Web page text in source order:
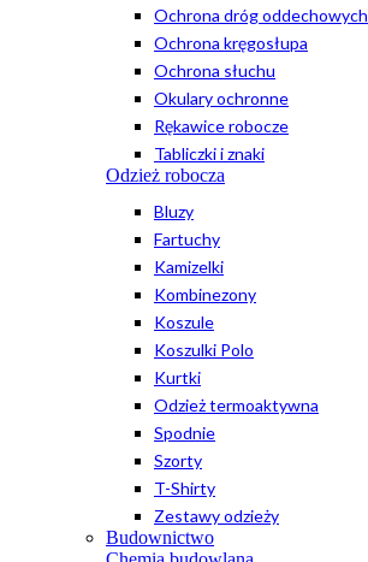
Ochrona dróg oddechowych
Ochrona kręgosłupa
Ochrona słuchu
Okulary ochronne
Rękawice robocze
Tabliczki i znaki
Odzież robocza
Bluzy
Fartuchy
Kamizelki
Kombinezony
Koszule
Koszulki Polo
Kurtki
Odzież termoaktywna
Spodnie
Szorty
T-Shirty
Zestawy odzieży
Budownictwo